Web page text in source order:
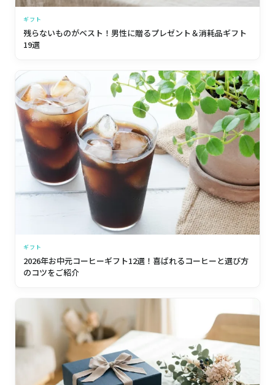
ギフト
残らないものがベスト！男性に贈るプレゼント＆消耗品ギフト
19選
ギフト
2026年お中元コーヒーギフト12選！喜ばれるコーヒーと選び方
のコツをご紹介